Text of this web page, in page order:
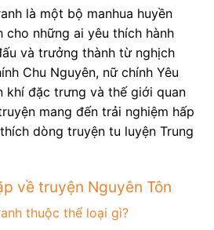
là một bộ manhua huyền
cho những ai yêu thích hành
và trưởng thành từ nghịch
Chu Nguyên, nữ chính Yêu
khí đặc trưng và thế giới quan
mang đến trải nghiệm hấp
dòng truyện tu luyện Trung
về truyện Nguyên Tôn
thuộc thể loại gì?